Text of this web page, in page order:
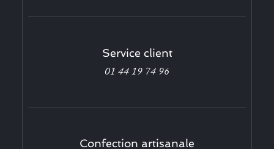
Service client
01 44 19 74 96
Confection artisanale